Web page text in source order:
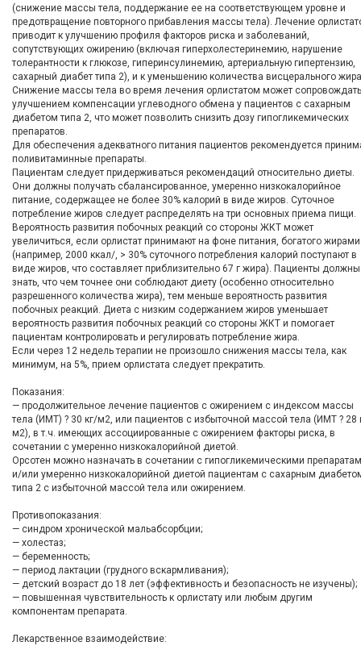
(снижение массы тела, поддержание ее на соответствующем уровне и
предотвращение повторного прибавления массы тела). Лечение
приводит к улучшению профиля факторов риска и заболеваний,
сопутствующих ожирению (включая гиперхолестеринемию, нарушение
толерантности к глюкозе, гиперинсулинемию, артериальную гипертензию,
сахарный диабет типа 2), и к уменьшению количества висцерального
Снижение массы тела во время лечения орлистатом может
улучшением компенсации углеводного обмена у пациентов с сахарным
диабетом типа 2, что может позволить снизить дозу гипогликемических
препаратов.
Для обеспечения адекватного питания пациентов рекомендуется
поливитаминные препараты.
Пациентам следует придерживаться рекомендаций относительно диеты.
Они должны получать сбалансированное, умеренно низкокалорийное
питание, содержащее не более 30% калорий в виде жиров. Суточное
потребление жиров следует распределять на три основных приема пищи.
Вероятность развития побочных реакций со стороны ЖКТ может
увеличиться, если орлистат принимают на фоне питания, богатого жирами
(например, 2000 ккал/, > 30% суточного потребления калорий поступают в
виде жиров, что составляет приблизительно 67 г жира). Пациенты должны
знать, что чем точнее они соблюдают диету (особенно относительно
разрешенного количества жира), тем меньше вероятность развития
побочных реакций. Диета с низким содержанием жиров уменьшает
вероятность развития побочных реакций со стороны ЖКТ и помогает
пациентам контролировать и регулировать потребление жира.
Если через 12 недель терапии не произошло снижения массы тела, как
минимум, на 5%, прием орлистата следует прекратить.
Показания:
— продолжительное лечение пациентов с ожирением с индексом массы
тела (ИМТ) ? 30 кг/м2, или пациентов с избыточной массой тела (ИМТ ? 28
м2), в т.ч. имеющих ассоциированные с ожирением факторы риска, в
сочетании с умеренно низкокалорийной диетой.
Орсотен можно назначать в сочетании с гипогликемическими
и/или умеренно низкокалорийной диетой пациентам с сахарным
типа 2 с избыточной массой тела или ожирением.
Противопоказания:
— синдром хронической мальабсорбции;
— холестаз;
— беременность;
— период лактации (грудного вскармливания);
— детский возраст до 18 лет (эффективность и безопасность не изучены);
— повышенная чувствительность к орлистату или любым другим
компонентам препарата.
Лекарственное взаимодействие: